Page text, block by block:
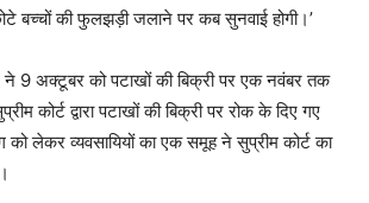
बच्चों की फुलझड़ी जलाने पर कब सुनवाई होगी।’
ने 9 अक्टूबर को पटाखों की बिक्री पर एक नवंबर तक
कोर्ट द्वारा पटाखों की बिक्री पर रोक के दिए गए
लेकर व्यवसायियों का एक समूह ने सुप्रीम कोर्ट का